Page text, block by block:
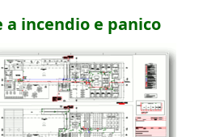
incendio e panico